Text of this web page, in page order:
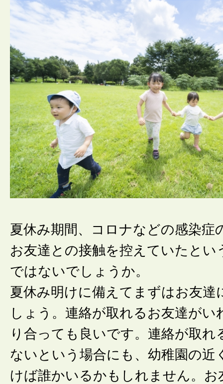
夏休み期間、コロナなどの感染症
お友達との接触を控えていたとい
ではないでしょうか。
夏休み明けに備えてまずはお友達
しょう。連絡が取れるお友達がい
り合っても良いです。連絡が取れ
ないという場合にも、幼稚園の近
けば誰かいるかもしれません。お